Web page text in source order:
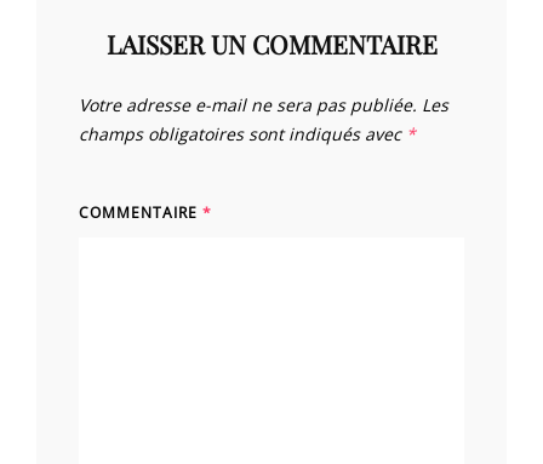
LAISSER UN COMMENTAIRE
Votre adresse e-mail ne sera pas publiée. Les
champs obligatoires sont indiqués avec *
COMMENTAIRE *